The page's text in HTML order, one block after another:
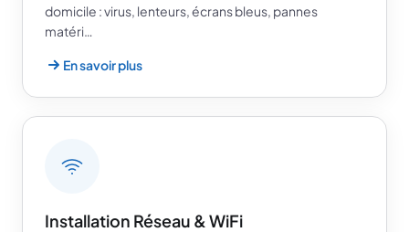
domicile : virus, lenteurs, écrans bleus, pannes
matéri…
En savoir plus
Installation Réseau & WiFi